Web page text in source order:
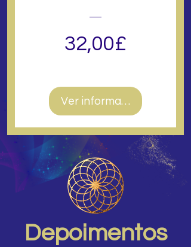
32,00£
Ver informações
Depoimentos